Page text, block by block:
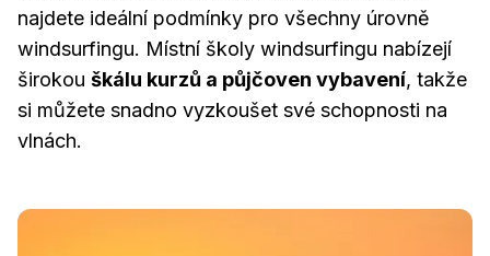
najdete ideální podmínky pro všechny úrovně
windsurfingu. Místní školy windsurfingu nabízejí
širokou škálu kurzů a půjčoven vybavení, takže
si můžete snadno vyzkoušet své schopnosti na
vlnách.